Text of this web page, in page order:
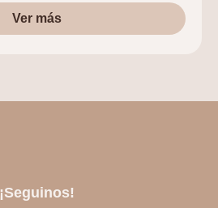
Ver más
¡Seguinos!